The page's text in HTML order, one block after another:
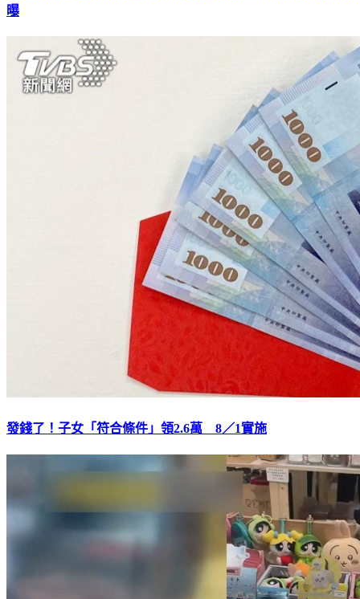
曝
發錢了！子女「符合條件」領2.6萬 8／1實施